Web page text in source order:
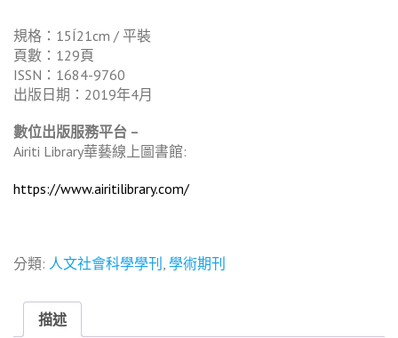
規格：15Í21cm / 平裝
頁數：129頁
ISSN：1684-9760
出版日期：2019年4月
數位出版服務平台 –
Airiti Library華藝線上圖書館:
https://www.airitilibrary.com/
分類: 人文社會科學學刊 學術期刊
描述